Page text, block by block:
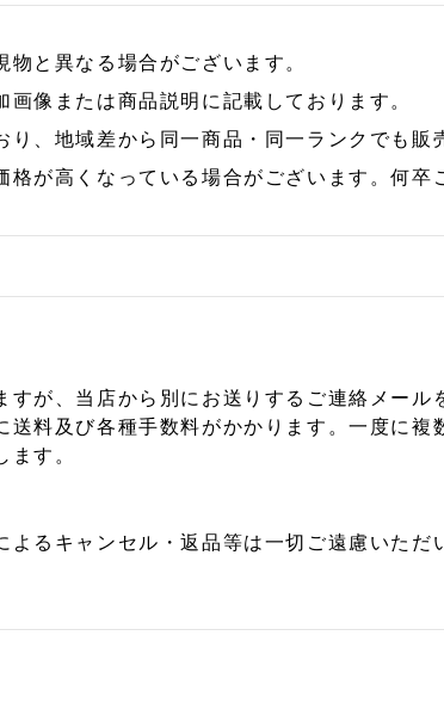
と異なる場合がございます。
像または商品説明に記載しております。
り、地域差から同一商品・同一ランクでも販
が高くなっている場合がございます。何卒
すが、当店から別にお送りするご連絡メール
送料及び各種手数料がかかります。一度に
す。
よるキャンセル・返品等は一切ご遠慮いた